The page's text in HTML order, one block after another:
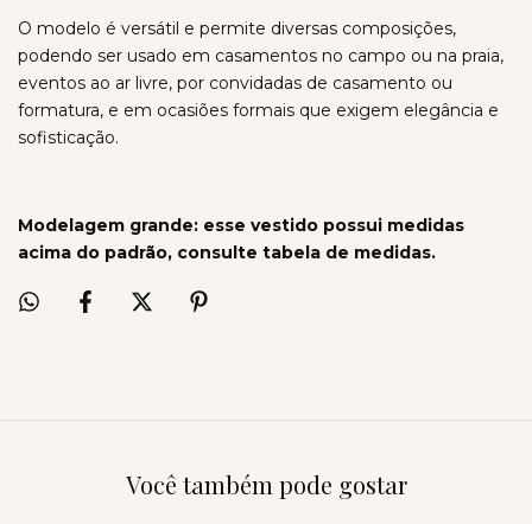
O modelo é versátil e permite diversas composições,
podendo ser usado em casamentos no campo ou na praia,
eventos ao ar livre, por convidadas de casamento ou
formatura, e em ocasiões formais que exigem elegância e
sofisticação.
Modelagem grande: esse vestido possui medidas
acima do padrão, consulte tabela de medidas.
Você também pode gostar